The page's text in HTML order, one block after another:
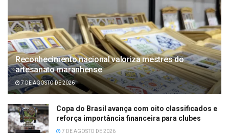
Reconhecimento nacional valoriza mestres do
artesanato maranhense
7 DE AGOSTO DE 2026
Copa do Brasil avança com oito classificados e
reforça importância financeira para clubes
7 DE AGOSTO DE 2026